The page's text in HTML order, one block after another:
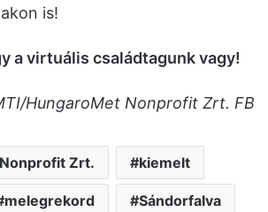
is!
a virtuális családtagunk vagy!
HungaroMet Nonprofit Zrt. FB
Zrt. kiemelt
melegrekord Sándorfalva